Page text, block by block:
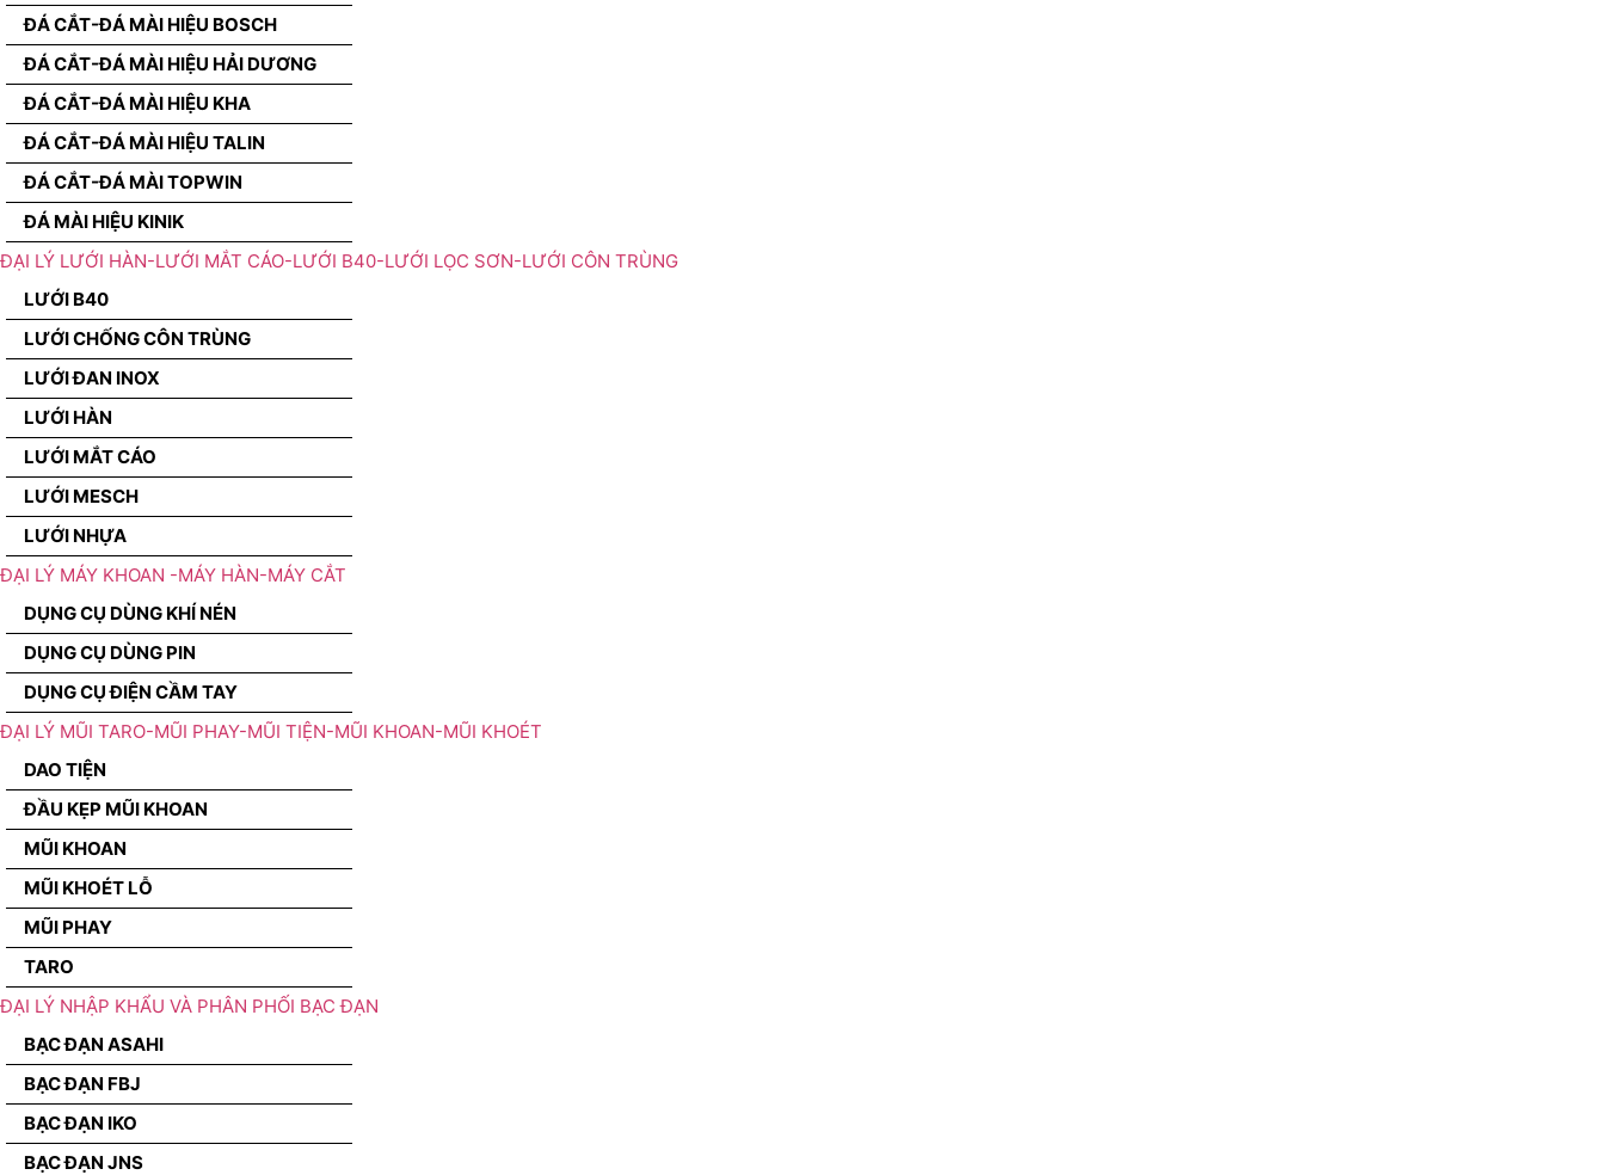
ĐÁ CẮT-ĐÁ MÀI HIỆU BOSCH
ĐÁ CẮT-ĐÁ MÀI HIỆU HẢI DƯƠNG
ĐÁ CẮT-ĐÁ MÀI HIỆU KHA
ĐÁ CẮT-ĐÁ MÀI HIỆU TALIN
ĐÁ CẮT-ĐÁ MÀI TOPWIN
ĐÁ MÀI HIỆU KINIK
ĐẠI LÝ LƯỚI HÀN-LƯỚI MẮT CÁO-LƯỚI B40-LƯỚI LỌC SƠN-LƯỚI CÔN TRÙNG
LƯỚI B40
LƯỚI CHỐNG CÔN TRÙNG
LƯỚI ĐAN INOX
LƯỚI HÀN
LƯỚI MẮT CÁO
LƯỚI MESCH
LƯỚI NHỰA
ĐẠI LÝ MÁY KHOAN -MÁY HÀN-MÁY CẮT
DỤNG CỤ DÙNG KHÍ NÉN
DỤNG CỤ DÙNG PIN
DỤNG CỤ ĐIỆN CẦM TAY
ĐẠI LÝ MŨI TARO-MŨI PHAY-MŨI TIỆN-MŨI KHOAN-MŨI KHOÉT
DAO TIỆN
ĐẦU KẸP MŨI KHOAN
MŨI KHOAN
MŨI KHOÉT LỖ
MŨI PHAY
TARO
ĐẠI LÝ NHẬP KHẨU VÀ PHÂN PHỐI BẠC ĐẠN
BẠC ĐẠN ASAHI
BẠC ĐẠN FBJ
BẠC ĐẠN IKO
BẠC ĐẠN JNS